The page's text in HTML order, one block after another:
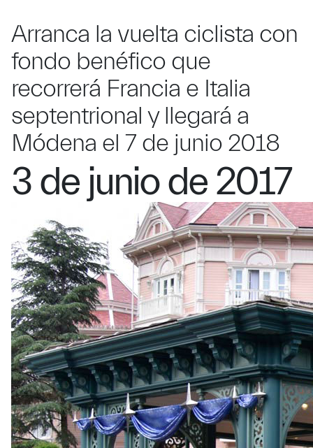
Arranca la vuelta ciclista con
fondo benéfico que
recorrerá Francia e Italia
septentrional y llegará a
Módena el 7 de junio 2018
3 de junio de 2017